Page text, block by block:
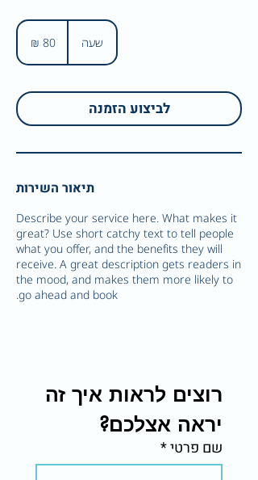
שעה
חדשים
לביצוע הזמנה
תיאור השירות
Describe your service here. What makes it
great? Use short catchy text to tell people
what you offer, and the benefits they will
receive. A great description gets readers in
the mood, and makes them more likely to
go ahead and book.
יראה אצלכם?
שם פרטי*